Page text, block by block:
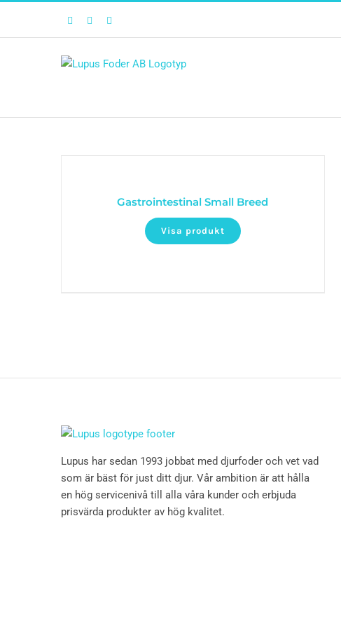
Facebook
Twitter
Gastrointestinal Small Breed
Visa produkt
Lupus har sedan 1993 jobbat med djurfoder och vet vad
som är bäst för just ditt djur. Vår ambition är att hålla
en hög servicenivå till alla våra kunder och erbjuda
prisvärda produkter av hög kvalitet.